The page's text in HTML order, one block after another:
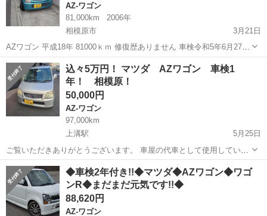
AZ-ワゴン
81,000km
2006年
相模原市
3月21日
AZワゴン 平成18年 81000ｋｍ 修復歴ありません 車検令和5年6月27日
まで 現在使用中のため距離伸びます 問題なく走行しています 手元に
69000円 左写真の通りです 禁煙車です
神奈川 相模原市 AZ-ワゴン ワゴン
込々5万円！ マツダ AZワゴン 車検1
年！ 相模原！
50,000円
AZ-ワゴン
97,000km
上溝駅
5月25日
ご覧いただきありがとうございます。 車屋の代車として使用していた
車両ですが、不要になったため、出品いたします。 乗るにあたって不
安のないよう整備はしてありますので、安心してお乗り頂けると思い
ます。 遠方の方は、陸送費を...
神奈川 相模原市 上溝駅 AZ-ワゴン ワゴン
◆車検2年付き!!◆マツダ◆AZワゴン◆ワゴ
ンR◆まだまだ元気です!!◆
88,620円
AZ-ワゴン